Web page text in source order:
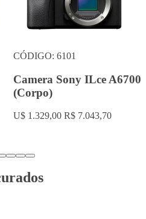
CÓDIGO: 8990
Camera Dji Osmo 360
Standard Combo
U$ 419,00R$ 2.220,70